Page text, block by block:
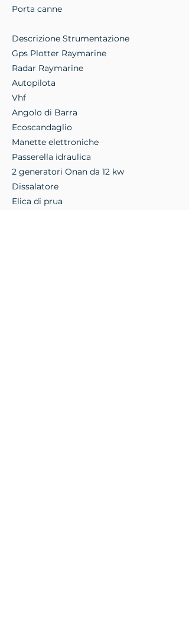
Porta canne
Descrizione Strumentazione
Gps Plotter Raymarine
Radar Raymarine
Autopilota
Vhf
Angolo di Barra
Ecoscandaglio
Manette elettroniche
Passerella idraulica
2 generatori Onan da 12 kw
Dissalatore
Elica di prua